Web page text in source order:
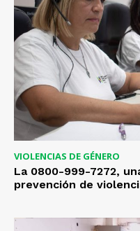
VIOLENCIAS DE GÉNERO
La 0800-999-7272,
prevención de